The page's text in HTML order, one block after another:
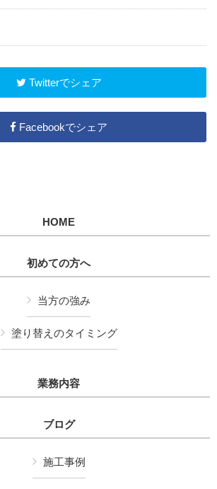
Twitterでシェア
Facebookでシェア
HOME
初めての方へ
当方の強み
塗り替えのタイミング
業務内容
ブログ
施工事例